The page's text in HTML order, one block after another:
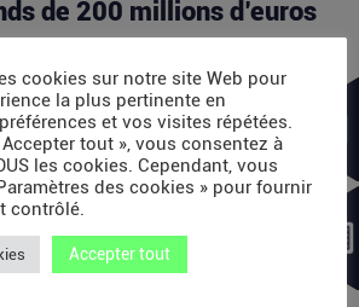
de 200 millions d’euros
Labs, Yann LeCun veut lancer
millions d’euros dédié à l’IA
deuxième phase de son
jusqu’à 80 milliards
cookies sur notre site Web pour
la plus pertinente en
et vos visites répétées.
tout », vous consentez à
les cookies. Cependant, vous
des cookies » pour fournir
contrôlé.
Accepter tout